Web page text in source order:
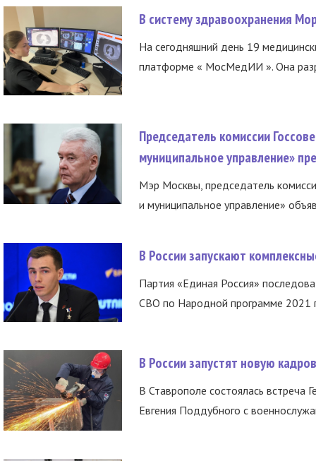
В систему здравоохранения
На сегодняшний день 19
платформе « МосМедИИ ». Она
Председатель комиссии
муниципальное управление»
Мэр Москвы, председатель
и муниципальное управление»
В России запускают
Партия «Единая Россия»
СВО по Народной программе 2021
В России запустят новую
В Ставрополе состоялась встреча
Евгения Поддубного с